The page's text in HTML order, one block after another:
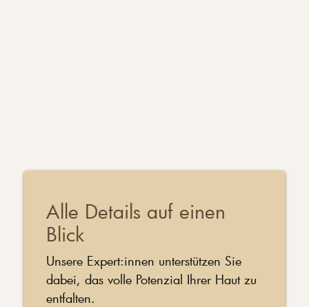
Alle Details auf einen
Blick
Unsere Expert:innen unterstützen Sie
dabei, das volle Potenzial Ihrer Haut zu
entfalten.